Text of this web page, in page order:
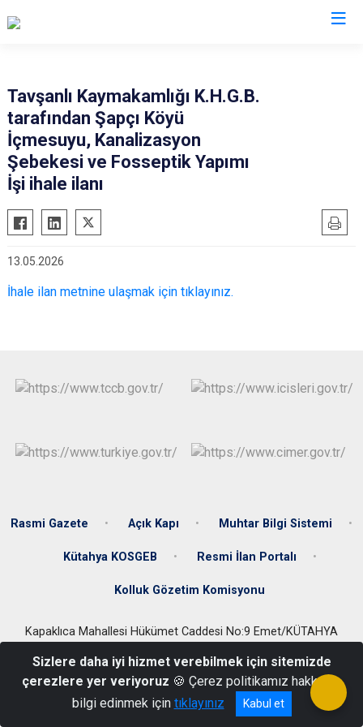
Altıntaş
Aslanapa
Çavdarhisar
Dumlupınar
Emet
Hisarcık
Tavşanlı Kaymakamlığı K.H.G.B.
tarafından Şapçı Köyü
İçmesuyu, Kanalizasyon
Şebekesi ve Fosseptik Yapımı
İşi ihale ilanı
13.05.2026
İhale ilan metnine ulaşmak için tıklayınız.
Rasmi Gazete Açık Kapı Muhtar Bilgi Sistemi
Kütahya KOSGEB Resmi İlan Portalı
Kolluk Gözetim Komisyonu
Kapaklıca Mahallesi Hükümet Caddesi No:9 Emet/KÜTAHYA
Tel: 02744613001- Fax: 02744613201
Sizlere daha iyi hizmet verebilmek için sitemizde
çerezlere yer veriyoruz 🍪 Çerez politikamız hakkında
bilgi edinmek için tıklayınız Kabul et